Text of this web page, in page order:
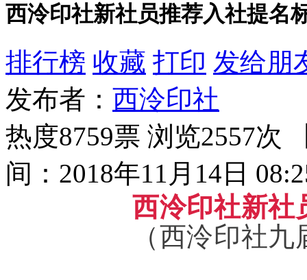
西泠印社新社员推荐入社提名
排行榜 收藏 打印 发给朋
发布者： 西泠印社
热度8759票 浏览2557次
间：2018年11月14日
西泠印社新社
（西泠印社九